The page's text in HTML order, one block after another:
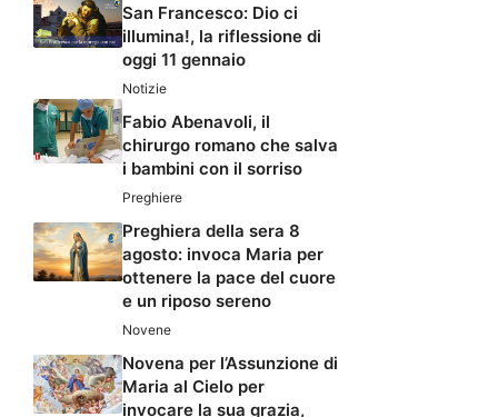
San Francesco: Dio ci
illumina!, la riflessione di
oggi 11 gennaio
Notizie
Fabio Abenavoli, il
chirurgo romano che salva
i bambini con il sorriso
Preghiere
Preghiera della sera 8
agosto: invoca Maria per
ottenere la pace del cuore
e un riposo sereno
Novene
Novena per l’Assunzione di
Maria al Cielo per
invocare la sua grazia,